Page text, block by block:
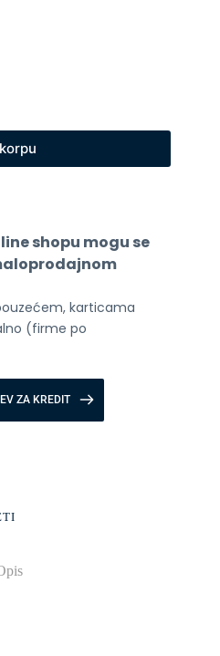
shopu mogu se
karticama
(firme po
ZA KREDIT